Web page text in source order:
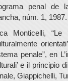
penal de
núm. 1, 1987.
Monticelli, “Le
penale”, en
e il principio
Giappichelli,